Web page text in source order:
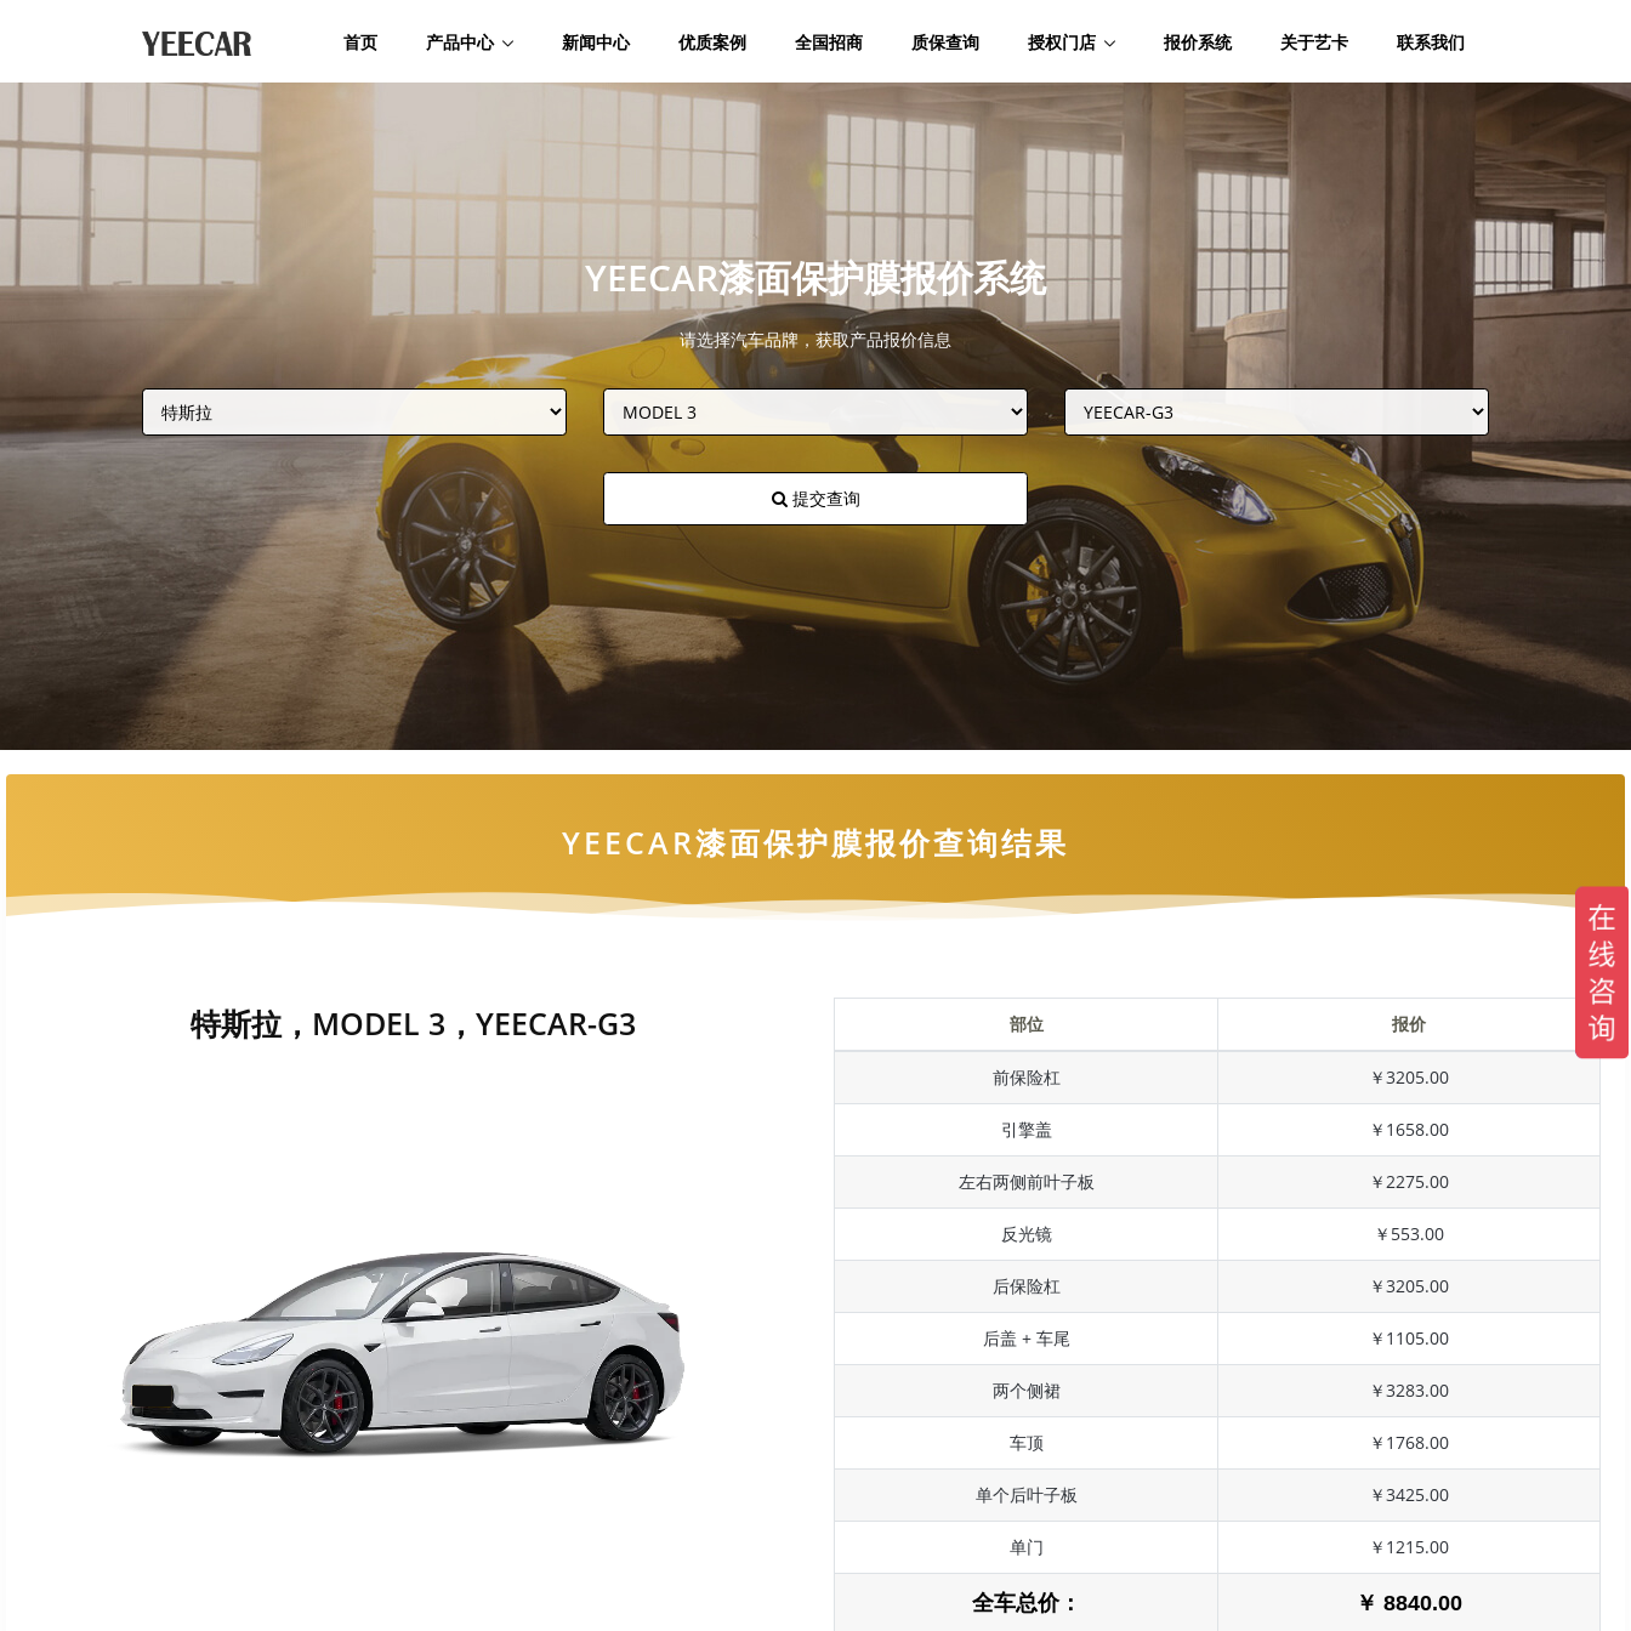
首页 产品中心 新闻中心 优质案例 全国招商 质保查询 授权门店 报价系统 关于艺卡 联系我们
YEECAR漆面保护膜报价系统
请选择汽车品牌，获取产品报价信息
提交查询
YEECAR漆面保护膜报价查询结果
特斯拉，MODEL 3，YEECAR-G3 部位 报价
前保险杠 ￥3205.00
引擎盖 ￥1658.00
左右两侧前叶子板 ￥2275.00
反光镜 ￥553.00
后保险杠 ￥3205.00
后盖 + 车尾 ￥1105.00
两个侧裙 ￥3283.00
车顶 ￥1768.00
单个后叶子板 ￥3425.00
单门 ￥1215.00
全车总价： ￥ 8840.00